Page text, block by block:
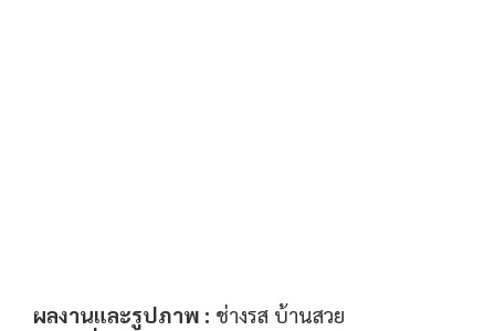
ผลงานและรูปภาพ : ช่างรส บ้านสวย